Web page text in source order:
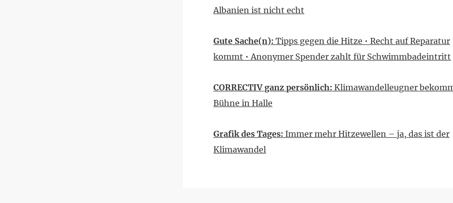
Albanien ist nicht echt
Gute Sache(n): Tipps gegen die Hitze • Recht auf Reparatur
kommt • Anonymer Spender zahlt für Schwimmbadeintritt
CORRECTIV ganz persönlich: Klimawandelleugner
Bühne in Halle
Grafik des Tages: Immer mehr Hitzewellen – ja, das ist der
Klimawandel